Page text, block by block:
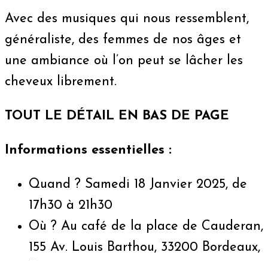
Avec des musiques qui nous ressemblent,
généraliste, des femmes de nos âges et
une ambiance où l’on peut se lâcher les
cheveux librement.
TOUT LE DÉTAIL EN BAS DE PAGE
Informations essentielles :
Quand ? Samedi 18 Janvier 2025, de
17h30 à 21h30
Où ? Au café de la place de Cauderan,
155 Av. Louis Barthou, 33200 Bordeaux,